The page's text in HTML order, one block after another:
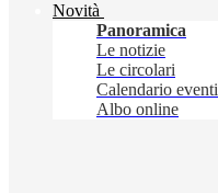
Novità
Panoramica
Le notizie
Le circolari
Calendario eventi
Albo online